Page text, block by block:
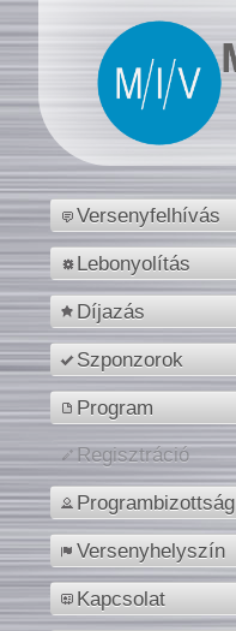
Versenyfelhívás
Lebonyolítás
Díjazás
Szponzorok
Program
Regisztráció
Programbizottság
Versenyhelyszín
Kapcsolat